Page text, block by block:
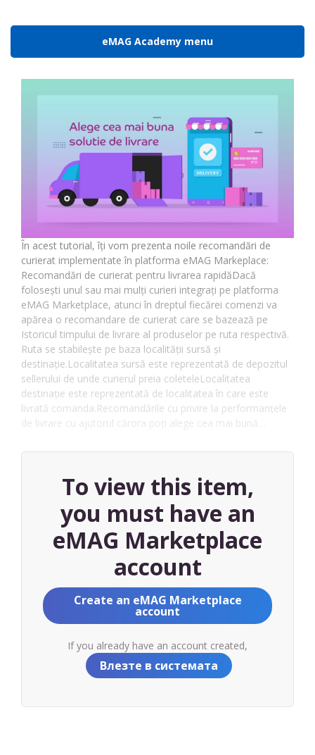
eMAG Academy menu
În acest tutorial, îți vom prezenta noile recomandări de
curierat implementate în platforma eMAG Markeplace:
Recomandări de curierat pentru livrarea rapidăDacă
folosești unul sau mai mulți curieri integrați pe platforma
eMAG Marketplace, atunci în dreptul fiecărei comenzi va
apărea o recomandare de curierat care se bazează pe
Istoricul timpului de livrare al produselor pe ruta respectivă.
Ruta se stabilește pe baza localității sursă și
destinație.Localitatea sursă este reprezentată de depozitul
sellerului de unde curierul preia coleteleLocalitatea
destinație este reprezentată de localitatea în care este
livrată comanda.Recomandările cu privire la performanțele
de livrare cu ajutorul cărora poți alege cea mai bună…
To view this item,
you must have an
eMAG Marketplace
account
Create an eMAG Marketplace
account
If you already have an account created,
Влезте в системата